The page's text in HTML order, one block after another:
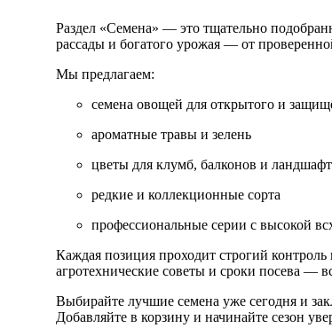
Раздел «Семена» — это тщательно
рассады и богатого урожая — от
Мы предлагаем:
семена овощей для открытого и
ароматные травы и зелень
цветы для клумб, балконов и
редкие и коллекционные сорта
профессиональные серии с высокой
Каждая позиция проходит строгий
агротехнические советы и сроки посева —
Выбирайте лучшие семена уже сегодня и
Добавляйте в корзину и начинайте сезон